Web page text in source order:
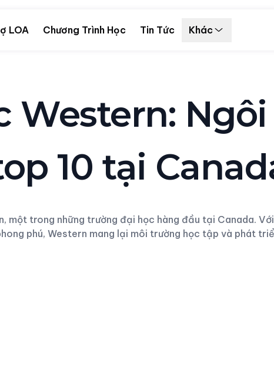
LOA Chương Trình Học Tin Tức Khác
Western:
10 tại
một trong những trường đại học hàng đầu tại Canada.
phú, Western mang lại môi trường học tập và phát